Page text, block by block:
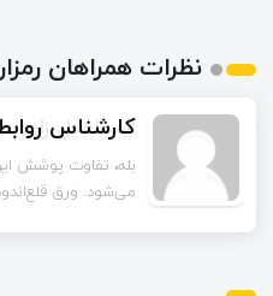
نظرات همراهان
اسماعیل زاده
تا قبل از خوندن
همون ورق گالوانیزه